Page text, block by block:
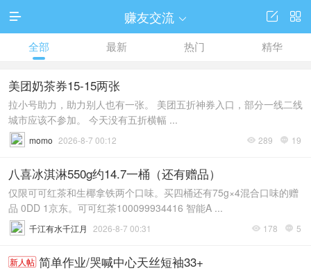
 赚友交流  

全部 最新 热门 精华
美团奶茶券15-15两张
拉小号助力，助力别人也有一张。 美团五折神券入口，部分一线二线
城市应该不参加。 今天没有五折横幅 ...
 289  19
momo 2026-8-7 00:12
八喜冰淇淋550g约14.7一桶（还有赠品）
仅限可可红茶和生椰拿铁两个口味。买四桶还有75g×4混合口味的赠
品 0DD 1京东。可可红茶100099934416 智能A ...
 178  5
千江有水千江月 2026-8-7 00:31
新人帖 简单作业/哭喊中心天丝短袖33+